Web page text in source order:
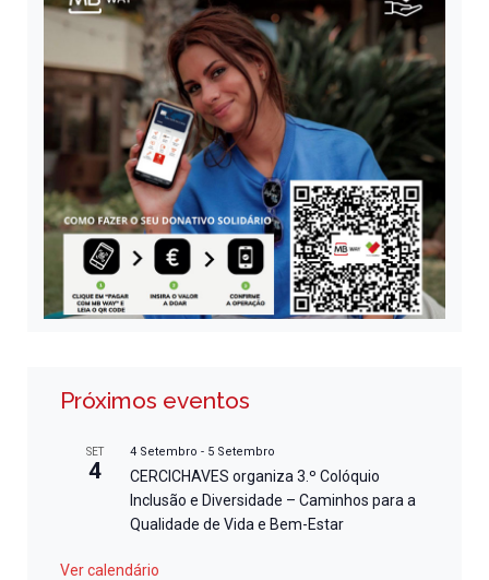
Próximos eventos
SET
4
4 Setembro - 5 Setembro
CERCICHAVES organiza 3.º Colóquio
Inclusão e Diversidade – Caminhos para a
Qualidade de Vida e Bem-Estar
Ver calendário